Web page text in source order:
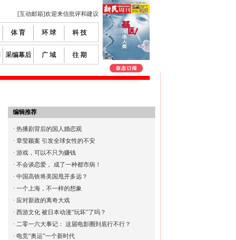
[互动邮箱]欢迎来信批评和建议
体 育 环 球 科 技
采编幕后 广 域 往 期
编辑推荐
· 热播剧背后的国人婚恋观
· 章莹颖案 引发全球女性的不安
· 游戏，可以不只为赚钱
· 不会谈恋爱， 成了一种都市病！
· 中国高铁将美国甩开多远？
· 一个上海，不一样的想象
· 应对新政的离奇大戏
· 西游文化 被日本动漫“玩坏”了吗？
· 二零一六大事记： 这届电影圈到底行不行？
· 电竞“奥运”一个新时代